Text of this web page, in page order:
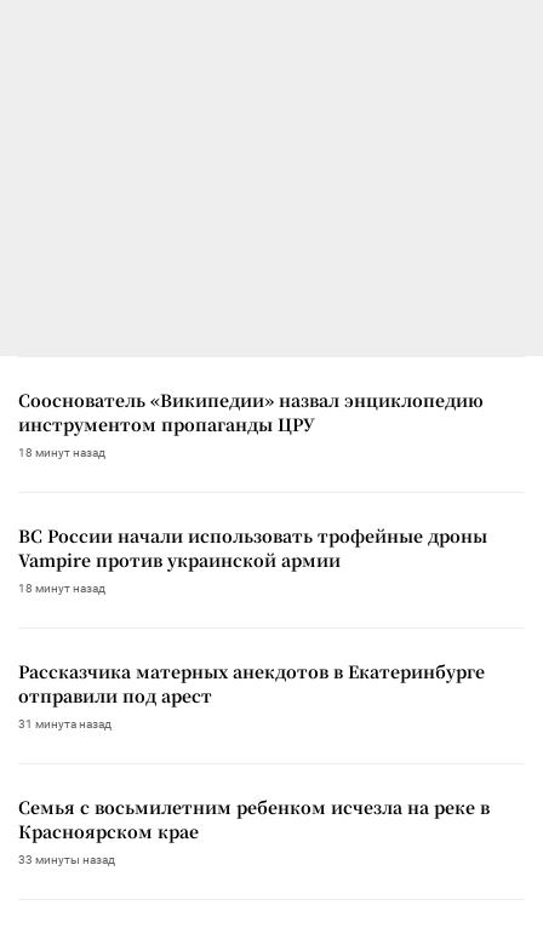
Сооснователь «Википедии» назвал энциклопедию
инструментом пропаганды ЦРУ
18 минут назад
ВС России начали использовать трофейные дроны
Vampire против украинской армии
18 минут назад
Рассказчика матерных анекдотов в Екатеринбурге
отправили под арест
31 минута назад
Семья с восьмилетним ребенком исчезла на реке в
Красноярском крае
33 минуты назад